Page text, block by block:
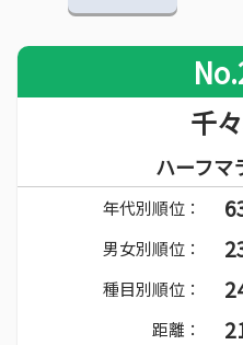
千
ハーフマ
年代別順位：
男女別順位：
種目別順位：
距離：